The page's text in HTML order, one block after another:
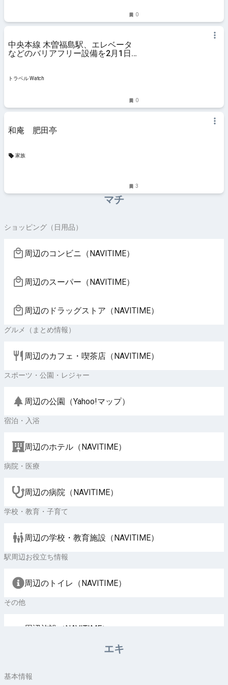
0
中央本線 木曽福島駅、エレベータ
などのバリアフリー設備を2月1日
トラベル Watch
0
和庵 肥田亭
家族
3
マチ
ショッピング（日用品）
周辺のコンビニ（NAVITIME）
周辺のスーパー（NAVITIME）
周辺のドラッグストア（NAVITIME）
グルメ（まとめ情報）
周辺のカフェ・喫茶店（NAVITIME）
スポーツ・公園・レジャー
周辺の公園（Yahoo!マップ）
宿泊・入浴
周辺のホテル（NAVITIME）
病院・医療
周辺の病院（NAVITIME）
学校・教育・子育て
周辺の学校・教育施設（NAVITIME）
駅周辺お役立ち情報
周辺のトイレ（NAVITIME）
その他
周辺施設（NAVITIME）
エキ
基本情報